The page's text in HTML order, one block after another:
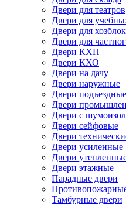
Двери для театров
Двери для
Двери для
Двери для
Двери КХН
Двери КХО
Двери на дачу
Двери наружные
Двери подъездные
Двери
Двери с
Двери сейфовые
Двери
Двери усиленные
Двери
Двери этажные
Парадные двери
Тамбурные двери